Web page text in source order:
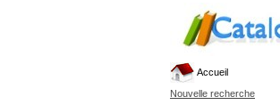
Accueil
Nouvelle recherche